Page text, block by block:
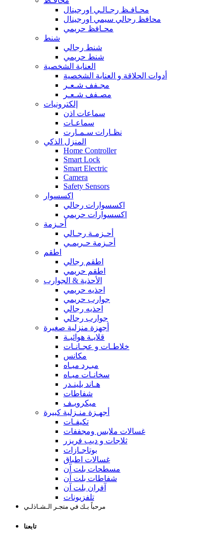
محـافـظ رجـالـي اورجينال
محافظ رجالي سيمي اورجينال
محـافظ حريمي
شنط
شنط رجالي
شنط حريمي
العناية الشخصية
أدوات الحلاقة و العناية الشخصية
مجـفف شـعـر
مصـفف شـعـر
إلكترونيات
سماعات اذن
سماعـات
نظـارات سـمـارت
المنزل الذكي
Home Controller
Smart Lock
Smart Electric
Camera
Safety Sensors
اكسسوار
اكسسوارات رجالي
اكسسوارات حريمي
أحـزمة
أحـزمـة رجـالي
أحـزمة حـريمـي
اطقم
اطقم رجالي
اطقم حريمي
الأحذية & الجوارب
احذيه حريمي
جوارب حريمي
احذيه رجالي
جوارب رجالي
أجهزة منزلية صغيرة
قلايـة هوائيـة
خلاطـات و عجـانـات
مكانس
مبـرد ميـاه
سخانـات ميـاه
هـاند بلينـدر
شفاطات
ميكرويـف
أجهـزة منـزلية كبيرة
تكيفـات
غسالات ملابس ومجففات
ثلاجات و ديب فريزر
بوتاجـازات
غسالات اطباق
مسطحات بلت آن
شفاطات بلت آن
آفران بلت آن
تلفزيونات
مرحباً بـك في متجـر الـشـاذلـي
تابعنا